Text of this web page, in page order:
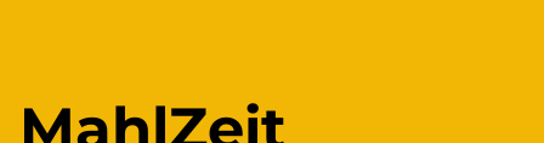
MahlZeit